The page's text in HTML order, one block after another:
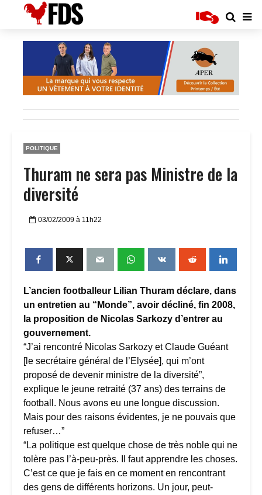
POLITIQUE
Thuram ne sera pas Ministre de la
diversité
03/02/2009 à 11h22
L’ancien footballeur Lilian Thuram déclare, dans
un entretien au “Monde”, avoir décliné, fin 2008,
la proposition de Nicolas Sarkozy d’entrer au
gouvernement.
“J’ai rencontré Nicolas Sarkozy et Claude Guéant
[le secrétaire général de l’Elysée], qui m’ont
proposé de devenir ministre de la diversité”,
explique le jeune retraité (37 ans) des terrains de
football. Nous avons eu une longue discussion.
Mais pour des raisons évidentes, je ne pouvais que
refuser…”
“La politique est quelque chose de très noble qui ne
tolère pas l’à-peu-près. Il faut apprendre les choses.
C’est ce que je fais en ce moment en rencontrant
des gens de différents horizons. Un jour, peut-